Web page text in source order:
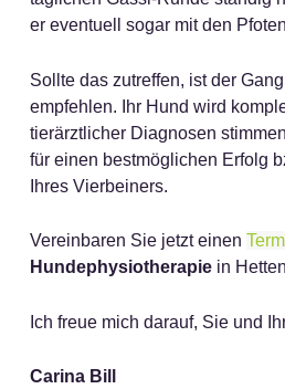
er eventuell sogar mit den
Sollte das zutreffen, ist der
empfehlen. Ihr Hund wird
tierärztlicher Diagnosen
für einen bestmöglichen Erfolg
Ihres Vierbeiners.
Vereinbaren Sie jetzt einen
Hundephysiotherapie in
Ich freue mich darauf, Sie und
Carina Bill